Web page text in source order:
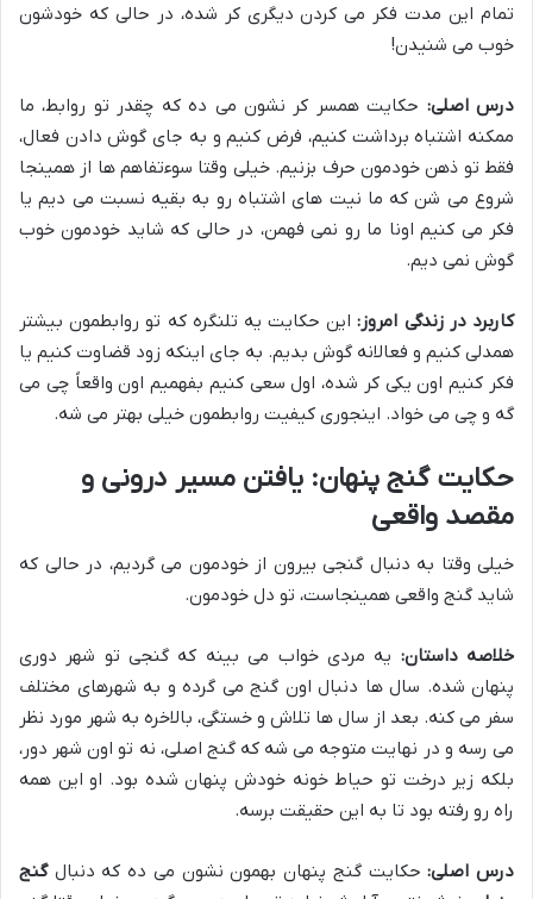
تمام این مدت فکر می کردن دیگری کر شده، در حالی که خودشون
خوب می شنیدن!
درس اصلی: حکایت همسر کر نشون می ده که چقدر تو روابط، ما
ممکنه اشتباه برداشت کنیم، فرض کنیم و به جای گوش دادن فعال،
فقط تو ذهن خودمون حرف بزنیم. خیلی وقتا سوءتفاهم ها از همینجا
شروع می شن که ما نیت های اشتباه رو به بقیه نسبت می دیم یا
فکر می کنیم اونا ما رو نمی فهمن، در حالی که شاید خودمون خوب
گوش نمی دیم.
کاربرد در زندگی امروز:این حکایت یه تلنگره که تو روابطمون بیشتر
همدلی کنیم و فعالانه گوش بدیم. به جای اینکه زود قضاوت کنیم یا
فکر کنیم اون یکی کر شده، اول سعی کنیم بفهمیم اون واقعاً چی می
گه و چی می خواد. اینجوری کیفیت روابطمون خیلی بهتر می شه.
حکایت گنج پنهان: یافتن مسیر درونی و
مقصد واقعی
خیلی وقتا به دنبال گنجی بیرون از خودمون می گردیم، در حالی که
شاید گنج واقعی همینجاست، تو دل خودمون.
خلاصه داستان: یه مردی خواب می بینه که گنجی تو شهر دوری
پنهان شده. سال ها دنبال اون گنج می گرده و به شهرهای مختلف
سفر می کنه. بعد از سال ها تلاش و خستگی، بالاخره به شهر مورد نظر
می رسه و در نهایت متوجه می شه که گنج اصلی، نه تو اون شهر دور،
بلکه زیر درخت تو حیاط خونه خودش پنهان شده بود. او این همه
راه رو رفته بود تا به این حقیقت برسه.
درس اصلی:حکایت گنج پنهان بهمون نشون می ده که دنبالگنج